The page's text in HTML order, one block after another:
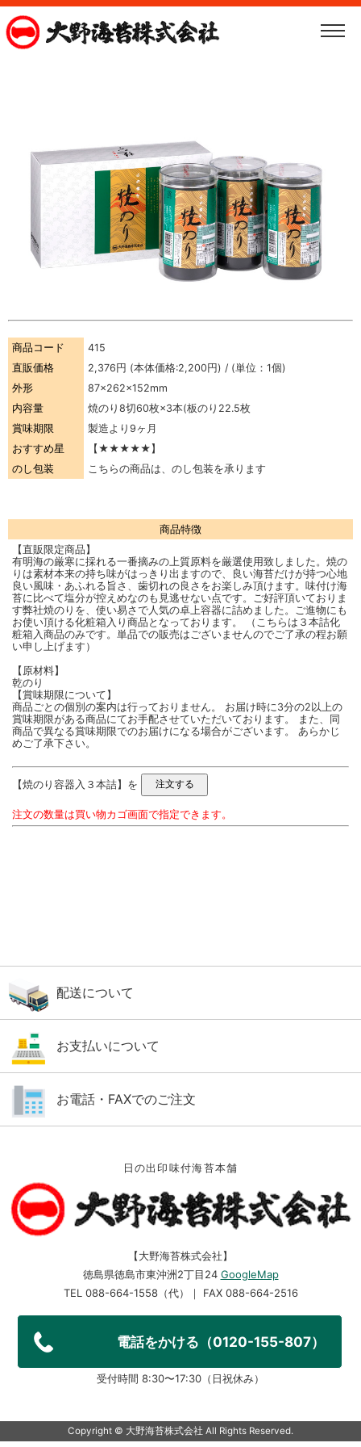
商品コード
415
直販価格
2,376円 (本体価格:2,200円) / (単位：1個)
外形
87×262×152mm
内容量
焼のり8切60枚×3本(板のり22.5枚
賞味期限
製造より9ヶ月
おすすめ星
【★★★★★】
のし包装
こちらの商品は、のし包装を承ります
商品特徴
【直販限定商品】
有明海の厳寒に採れる一番摘みの上質原料を厳選使用致しました。焼の
りは素材本来の持ち味がはっきり出ますので、良い海苔だけが持つ心地
良い風味・あふれる旨さ、歯切れの良さをお楽しみ頂けます。味付け海
苔に比べて塩分が控えめなのも見逃せない点です。ご好評頂いておりま
す弊社焼のりを、使い易さで人気の卓上容器に詰めました。ご進物にも
お使い頂ける化粧箱入り商品となっております。 （こちらは３本詰化
粧箱入商品のみです。単品での販売はございませんのでご了承の程お願
い申し上げます）
【原材料】
乾のり
【賞味期限について】
商品ごとの個別の案内は行っておりません。 お届け時に3分の2以上の
賞味期限がある商品にてお手配させていただいております。 また、同
商品で異なる賞味期限でのお届けになる場合がございます。 あらかじ
めご了承下さい。
【焼のり容器入３本詰】を
注文の数量は買い物カゴ画面で指定できます。
配送について
お支払いについて
お電話・FAXでのご注文
日の出印味付海苔本舗
【大野海苔株式会社】
徳島県徳島市東沖洲2丁目24 GoogleMap
TEL 088-664-1558（代）｜ FAX 088-664-2516
電話をかける（0120-155-807）
受付時間 8:30〜17:30（日祝休み）
Copyright ©︎ 大野海苔株式会社 All Rights Reserved.